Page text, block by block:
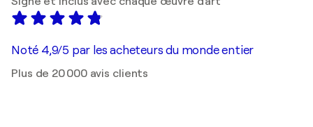
Noté 4,9/5 par les acheteurs du monde entier
Plus de 20 000 avis clients